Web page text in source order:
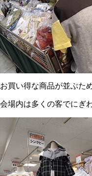
お買い得な商品が並ぶた
会場内は多くの客でにぎ